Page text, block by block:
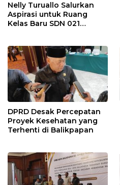
Nelly Turuallo Salurkan
Aspirasi untuk Ruang
Kelas Baru SDN 021
DPRD Desak Percepatan
Proyek Kesehatan yang
Terhenti di Balikpapan